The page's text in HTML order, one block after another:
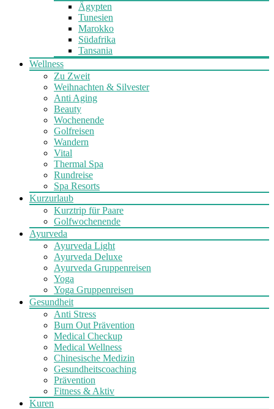
Ägypten
Tunesien
Marokko
Südafrika
Tansania
Wellness
Zu Zweit
Weihnachten & Silvester
Anti Aging
Beauty
Wochenende
Golfreisen
Wandern
Vital
Thermal Spa
Rundreise
Spa Resorts
Kurzurlaub
Kurztrip für Paare
Golfwochenende
Ayurveda
Ayurveda Light
Ayurveda Deluxe
Ayurveda Gruppenreisen
Yoga
Yoga Gruppenreisen
Gesundheit
Anti Stress
Burn Out Prävention
Medical Checkup
Medical Wellness
Chinesische Medizin
Gesundheitscoaching
Prävention
Fitness & Aktiv
Kuren